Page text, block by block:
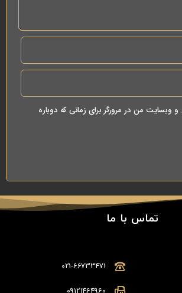
و وبسایت من در مرورگر برای زمانی که دوباره
تماس با ما
021-66733471